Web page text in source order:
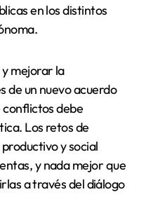
en los distintos
mejorar la
de un nuevo acuerdo
conflictos debe
Los retos de
y social
y nada mejor que
a través del diálogo